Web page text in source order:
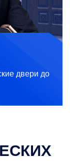
двери до